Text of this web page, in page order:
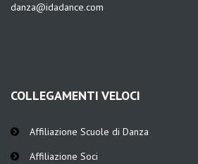
danza@idadance.com
COLLEGAMENTI VELOCI
Affiliazione Scuole di Danza
Affiliazione Soci